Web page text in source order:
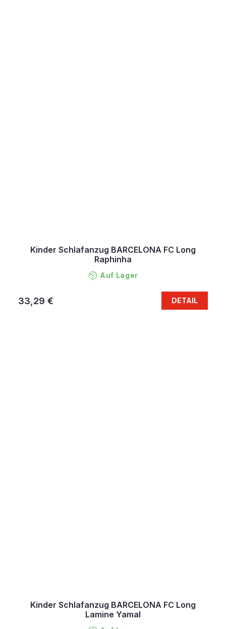
Kinder Schlafanzug BARCELONA FC Long
Raphinha
Auf Lager
33,29 € DETAIL
Kinder Schlafanzug BARCELONA FC Long
Lamine Yamal